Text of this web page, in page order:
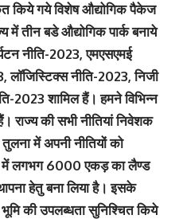
किये गये विशेष औद्योगिक पैकेज
तीन बडे औद्योगिक पार्क बनाये
नीति-2023, एमएसएमई
लॉजिस्टिक्स नीति-2023, निजी
2023 शामिल हैं। हमने विभिन्न
राज्य की सभी नीतियां निवेशक
में अपनी नीतियों को
में लगभग 6000 एकड़ का लैण्ड
हेतु बना लिया है। इसके
की उपलब्धता सुनिश्चित किये